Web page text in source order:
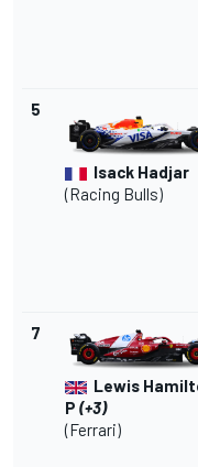
5
Isack Hadjar
(Racing Bulls)
7
Lewis
P (+3)
(Ferrari)